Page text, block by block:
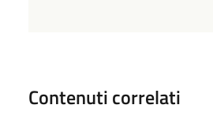
Contenuti correlati